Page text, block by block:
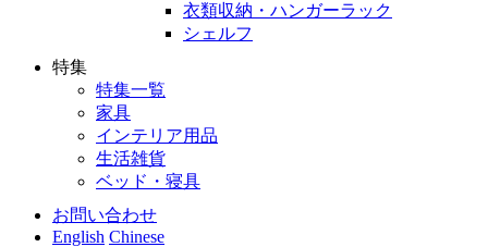
衣類収納・ハンガーラック
シェルフ
特集
特集一覧
家具
インテリア用品
生活雑貨
ベッド・寝具
お問い合わせ
English Chinese